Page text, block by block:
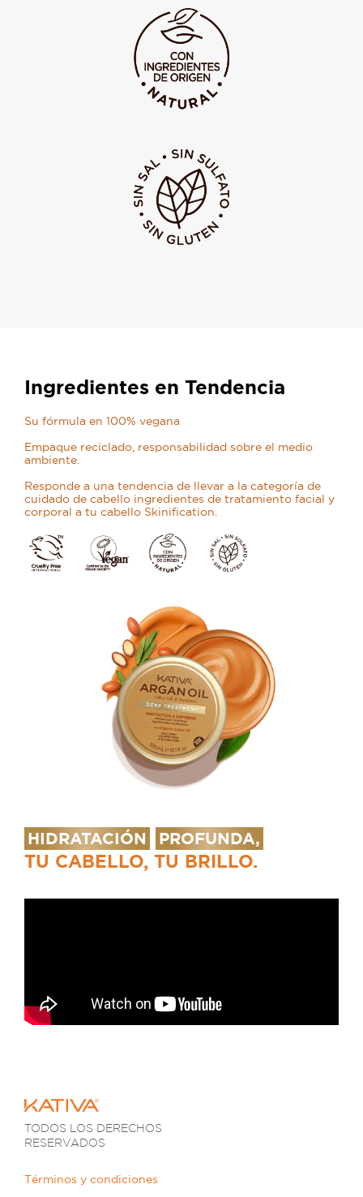
Ingredientes en Tendencia
Su fórmula en 100% vegana
Empaque reciclado, responsabilidad sobre el medio
ambiente.
Responde a una tendencia de llevar a la categoría de
cuidado de cabello ingredientes de tratamiento facial y
corporal a tu cabello Skinification.
HIDRATACIÓN PROFUNDA,
TU CABELLO, TU BRILLO.
TODOS LOS DERECHOS
RESERVADOS
Términos y condiciones